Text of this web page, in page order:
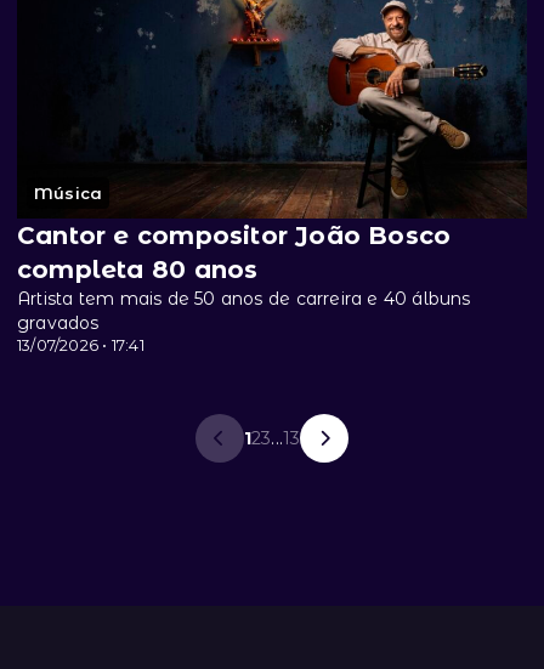
Música
13/07/2026 • 17:41
Cantor e compositor João Bosco
completa 80 anos
Artista tem mais de 50 anos de carreira e 40 álbuns
gravados
123...13